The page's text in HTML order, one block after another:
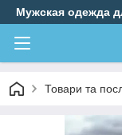
Мужская одежда
Товари та